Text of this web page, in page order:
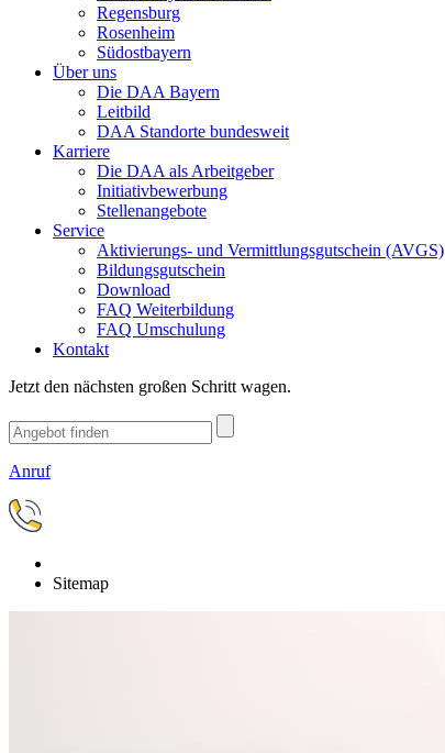
Regensburg
Rosenheim
Südostbayern
Über uns
Die DAA Bayern
Leitbild
DAA Standorte bundesweit
Karriere
Die DAA als Arbeitgeber
Initiativbewerbung
Stellenangebote
Service
Aktivierungs- und Vermittlungsgutschein (AVGS)
Bildungsgutschein
Download
FAQ Weiterbildung
FAQ Umschulung
Kontakt
Jetzt den nächsten großen Schritt wagen.
Anruf
Sitemap